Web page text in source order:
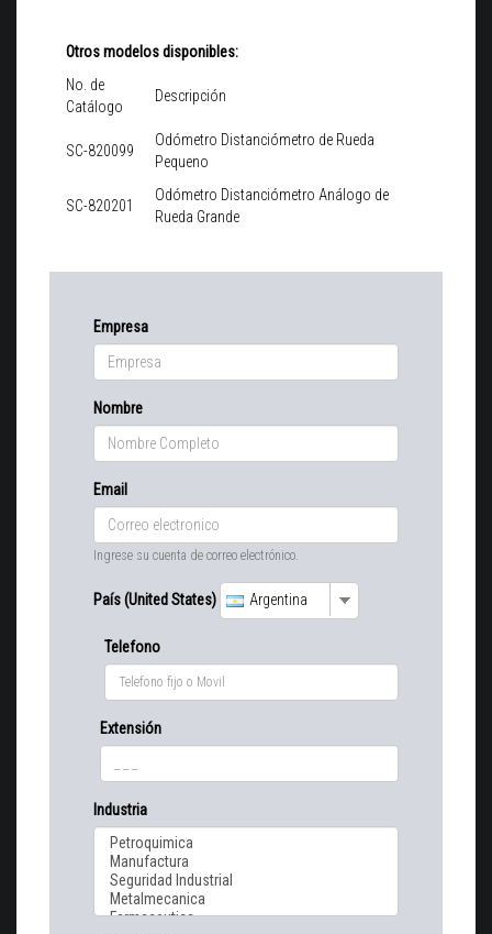
Otros modelos disponibles:
No. de
Catálogo
Descripción
SC-820099
Odómetro Distanciómetro de Rueda
Pequeno
SC-820201
Odómetro Distanciómetro Análogo de
Rueda Grande
Empresa
Nombre
Email
Ingrese su cuenta de correo electrónico.
País (United States) Argentina
Telefono
Extensión
Industria